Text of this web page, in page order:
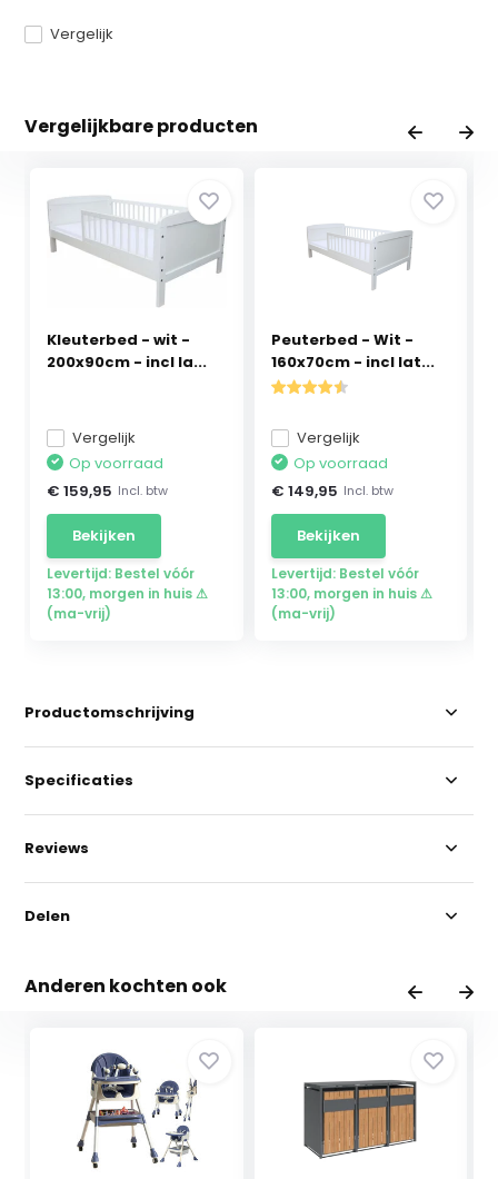
Vergelijk
Vergelijkbare producten
Kleuterbed - wit -
200x90cm - incl la...
Vergelijk
Op voorraad
€ 159,95 Incl. btw
Bekijken
Levertijd: Bestel vóór
13:00, morgen in huis ⚠
(ma-vrij)
Peuterbed - Wit -
160x70cm - incl lat...
Vergelijk
Op voorraad
€ 149,95 Incl. btw
Bekijken
Levertijd: Bestel vóór
13:00, morgen in huis ⚠
(ma-vrij)
Productomschrijving
Specificaties
Reviews
Delen
Anderen kochten ook